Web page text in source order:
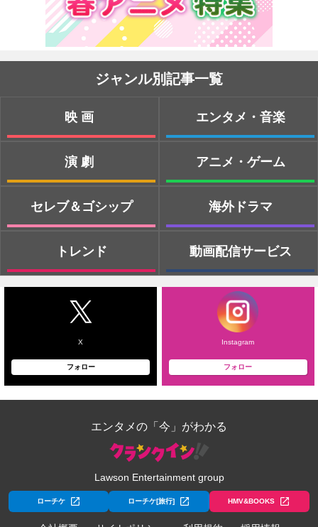
ジャンル別記事一覧
映画
演劇
セレブ＆ゴシップ
トレンド
エンタメ・音楽
アニメ・ゲーム
海外ドラマ
動画配信サービス
X
フォロー
Instagram
フォロー
エンタメの「今」がわかる
Lawson Entertainment group
ローチケ ローチケ[旅行] HMV&BOOKS